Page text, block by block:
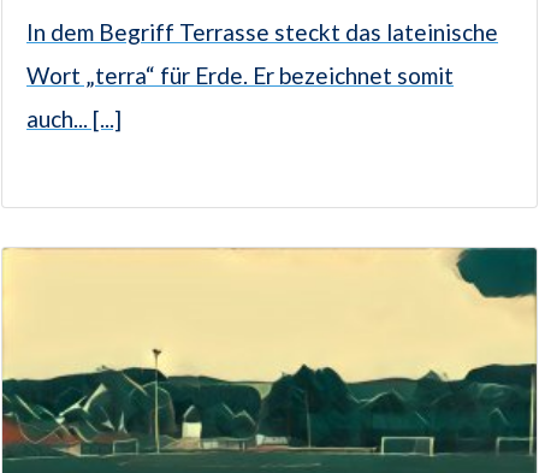
In dem Begriff Terrasse steckt das lateinische
Wort „terra“ für Erde. Er bezeichnet somit
auch... [...]